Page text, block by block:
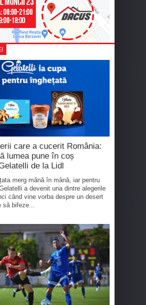
care a cucerit România:
lumea pune în coș
de la Lidl
merg mână în mână, iar pentru
a devenit una dintre alegerile
când vine vorba despre un desert
să bifeze...